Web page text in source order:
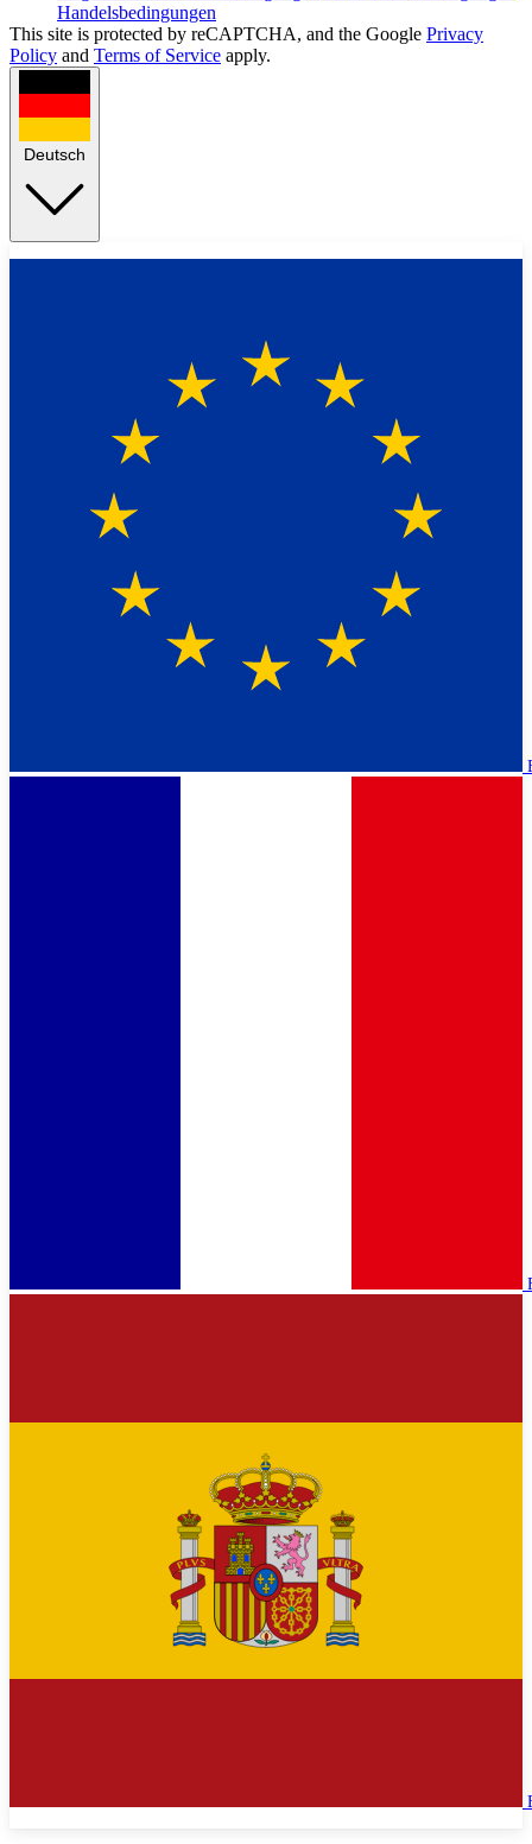
Handelsbedingungen
This site is protected by reCAPTCHA, and the Google Privacy
Policy and Terms of Service apply.
Deutsch